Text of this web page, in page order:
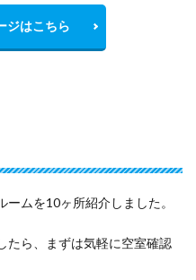
ジはこちら
ムを10ヶ所紹介しました。
たら、まずは気軽に空室確認